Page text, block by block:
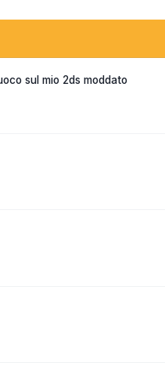
sul mio 2ds moddato